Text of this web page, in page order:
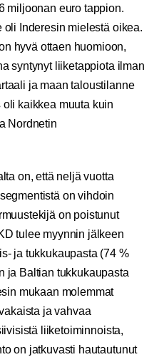
miljoonan euro tappion.
Inderesin mielestä oikea.
hyvä ottaen huomioon,
syntynyt liiketappiota ilman
ja maan taloustilanne
kaikkea muuta kuin
Nordnetin
on, että neljä vuotta
on vihdoin
on poistunut
tulee myynnin jälkeen
ja tukkukaupasta (74 %
ja Baltian tukkukaupasta
mukaan molemmat
ja vahvaa
liiketoiminnoista,
on jatkuvasti hautautunut